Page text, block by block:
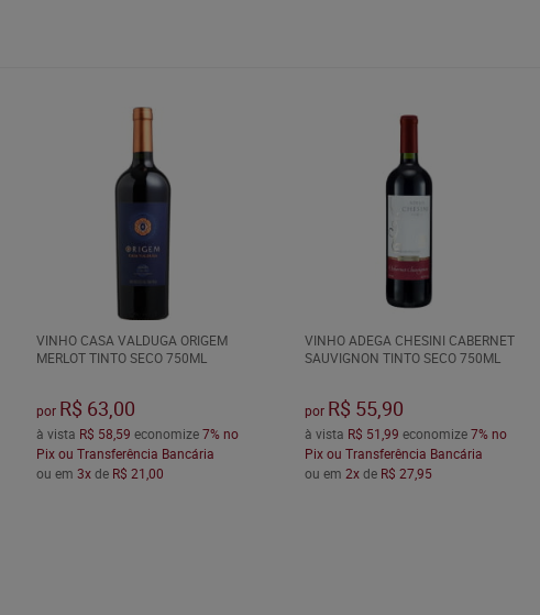
VINHO CASA VALDUGA ORIGEM
MERLOT TINTO SECO 750ML
por R$ 63,00
à vista R$ 58,59 economize7% no
Pix ou Transferência Bancária
ou em 3xde R$ 21,00
VINHO ADEGA CHESINI CABERNET
SAUVIGNON TINTO SECO 750ML
por R$ 55,90
à vista R$ 51,99 economize7% no
Pix ou Transferência Bancária
ou em 2xde R$ 27,95